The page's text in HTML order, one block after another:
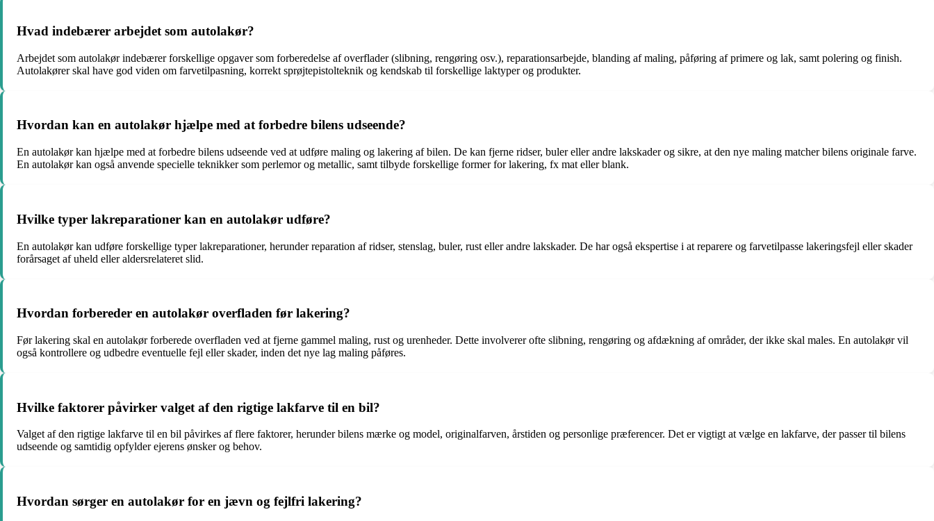
Hvad indebærer arbejdet som autolakør?
Arbejdet som autolakør indebærer forskellige opgaver som forberedelse af overflader (slibning, rengøring osv.), reparationsarbejde, blanding af maling, påføring af primere og lak, samt polering og finish.
Autolakører skal have god viden om farvetilpasning, korrekt sprøjtepistolteknik og kendskab til forskellige laktyper og produkter.
Hvordan kan en autolakør hjælpe med at forbedre bilens udseende?
En autolakør kan hjælpe med at forbedre bilens udseende ved at udføre maling og lakering af bilen. De kan fjerne ridser, buler eller andre lakskader og sikre, at den nye maling matcher bilens originale farve.
En autolakør kan også anvende specielle teknikker som perlemor og metallic, samt tilbyde forskellige former for lakering, fx mat eller blank.
Hvilke typer lakreparationer kan en autolakør udføre?
En autolakør kan udføre forskellige typer lakreparationer, herunder reparation af ridser, stenslag, buler, rust eller andre lakskader. De har også ekspertise i at reparere og farvetilpasse lakeringsfejl eller skader
forårsaget af uheld eller aldersrelateret slid.
Hvordan forbereder en autolakør overfladen før lakering?
Før lakering skal en autolakør forberede overfladen ved at fjerne gammel maling, rust og urenheder. Dette involverer ofte slibning, rengøring og afdækning af områder, der ikke skal males. En autolakør vil
også kontrollere og udbedre eventuelle fejl eller skader, inden det nye lag maling påføres.
Hvilke faktorer påvirker valget af den rigtige lakfarve til en bil?
Valget af den rigtige lakfarve til en bil påvirkes af flere faktorer, herunder bilens mærke og model, originalfarven, årstiden og personlige præferencer. Det er vigtigt at vælge en lakfarve, der passer til bilens
udseende og samtidig opfylder ejerens ønsker og behov.
Hvordan sørger en autolakør for en jævn og fejlfri lakering?